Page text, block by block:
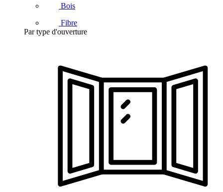
Bois
Fibre
Par type d'ouverture